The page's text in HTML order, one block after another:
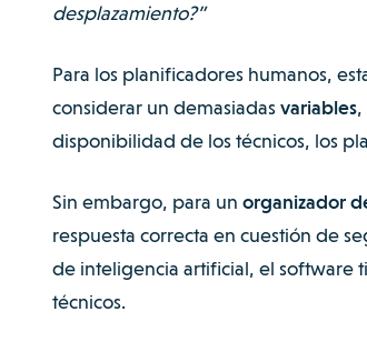
desplazamiento?”
Para los planificadores humanos,
considerar un demasiadasvariables,
disponibilidad de los técnicos, los
Sin embargo, para un organizador
respuesta correcta en cuestión de
de inteligencia artificial, el software
técnicos.